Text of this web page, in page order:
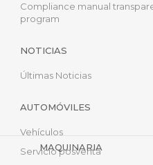
Compliance manual
program
NOTICIAS
Últimas Noticias
AUTOMÓVILES
Vehículos
Servicio posventa
MAQUINARIA